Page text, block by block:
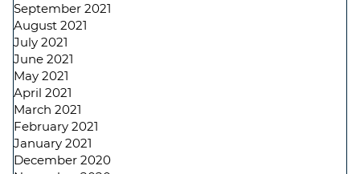
September 2021
August 2021
July 2021
June 2021
May 2021
April 2021
March 2021
February 2021
January 2021
December 2020